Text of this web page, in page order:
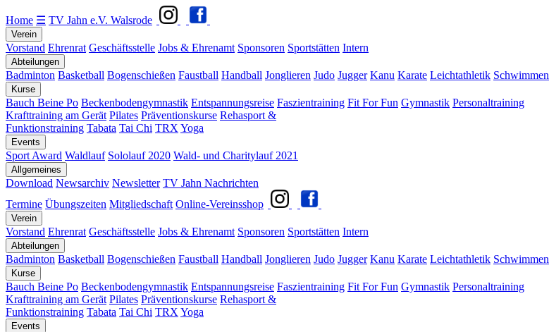
Home ☰ TV Jahn e.V. Walsrode
Verein
Vorstand Ehrenrat Geschäftsstelle Jobs & Ehrenamt Sponsoren Sportstätten Intern
Abteilungen
Badminton Basketball Bogenschießen Faustball Handball Jonglieren Judo Jugger Kanu Karate Leichtathletik Schwimmen
Kurse
Bauch Beine Po Beckenbodengymnastik Entspannungsreise Faszientraining Fit For Fun Gymnastik Personaltraining
Krafttraining am Gerät Pilates Präventionskurse Rehasport &
Funktionstraining Tabata Tai Chi TRX Yoga
Events
Sport Award Waldlauf Sololauf 2020 Wald- und Charitylauf 2021
Allgemeines
Download Newsarchiv Newsletter TV Jahn Nachrichten
Termine Übungszeiten Mitgliedschaft Online-Vereinsshop
Verein
Vorstand Ehrenrat Geschäftsstelle Jobs & Ehrenamt Sponsoren Sportstätten Intern
Abteilungen
Badminton Basketball Bogenschießen Faustball Handball Jonglieren Judo Jugger Kanu Karate Leichtathletik Schwimmen
Kurse
Bauch Beine Po Beckenbodengymnastik Entspannungsreise Faszientraining Fit For Fun Gymnastik Personaltraining
Krafttraining am Gerät Pilates Präventionskurse Rehasport &
Funktionstraining Tabata Tai Chi TRX Yoga
Events